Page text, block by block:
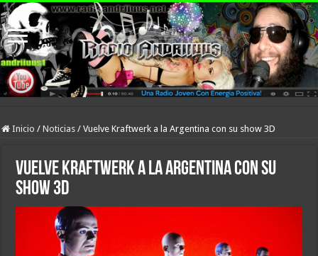
Inicio / Noticias / Vuelve Kraftwerk a la Argentina con su show 3D
Vuelve Kraftwerk a la Argentina con su
show 3D